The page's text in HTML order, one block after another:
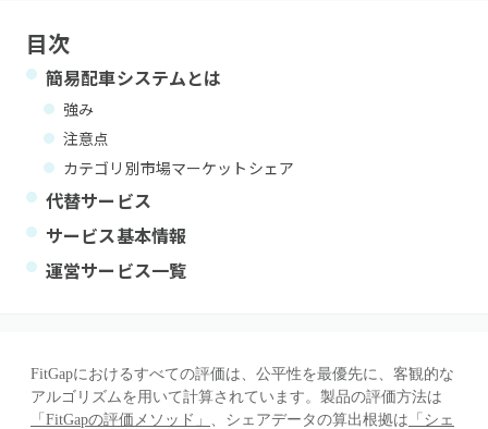
目次
簡易配車システムとは
強み
注意点
カテゴリ別市場マーケットシェア
代替サービス
サービス基本情報
運営サービス一覧
FitGapにおけるすべての評価は、公平性を最優先に、客観的な
アルゴリズムを用いて計算されています。製品の評価方法は
「FitGapの評価メソッド」 、シェアデータの算出根拠は 「シェ